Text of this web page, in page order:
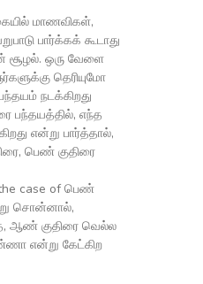
மாணவிகள்,
பார்க்கக் கூடாது
சூழல். ஒரு வேளை
தெரியுமோ
நடக்கிறது
பந்தயத்தில், எந்த
என்று பார்த்தால்,
பெண் குதிரை
case of பெண்
சொன்னால்,
ஆண் குதிரை வெல்ல
என்று கேட்கிற